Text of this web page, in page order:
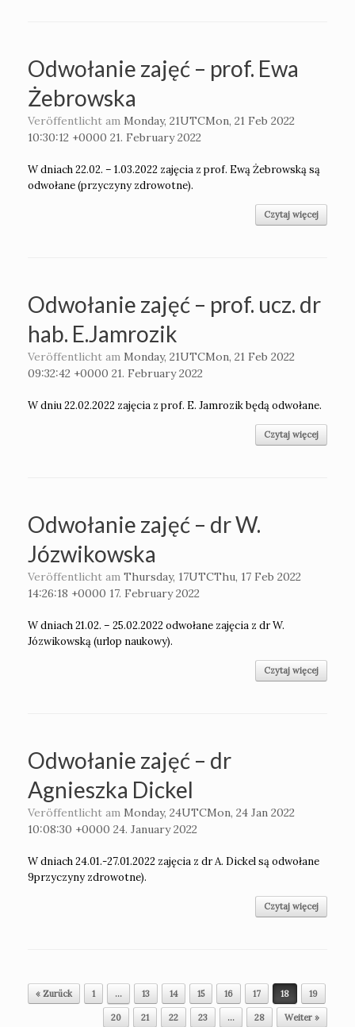
Odwołanie zajęć – prof. Ewa
Żebrowska
Veröffentlicht am Monday, 21UTCMon, 21 Feb 2022
10:30:12 +0000 21. February 2022
W dniach 22.02. – 1.03.2022 zajęcia z prof. Ewą Żebrowską są
odwołane (przyczyny zdrowotne).
Czytaj więcej
Odwołanie zajęć – prof. ucz. dr
hab. E.Jamrozik
Veröffentlicht am Monday, 21UTCMon, 21 Feb 2022
09:32:42 +0000 21. February 2022
W dniu 22.02.2022 zajęcia z prof. E. Jamrozik będą odwołane.
Czytaj więcej
Odwołanie zajęć – dr W.
Józwikowska
Veröffentlicht am Thursday, 17UTCThu, 17 Feb 2022
14:26:18 +0000 17. February 2022
W dniach 21.02. – 25.02.2022 odwołane zajęcia z dr W.
Józwikowską (urlop naukowy).
Czytaj więcej
Odwołanie zajęć – dr
Agnieszka Dickel
Veröffentlicht am Monday, 24UTCMon, 24 Jan 2022
10:08:30 +0000 24. January 2022
W dniach 24.01.-27.01.2022 zajęcia z dr A. Dickel są odwołane
9przyczyny zdrowotne).
Czytaj więcej
Beitragsnavigation
« Zurück 1 … 13 14 15 16 17 18 19
20 21 22 23 … 28 Weiter »